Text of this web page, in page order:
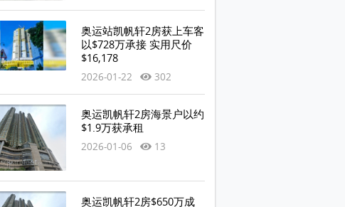
奥运站凯帆轩2房获上车客
以$728万承接 实用尺价
$16,178
2026-01-22 302
奥运凯帆轩2房海景户以约
$1.9万获承租
2026-01-06 13
奥运凯帆轩2房$650万成